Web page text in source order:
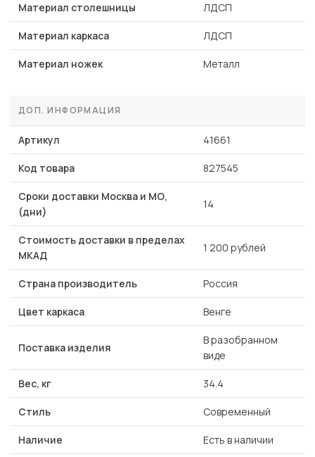
Материал столешницы ЛДСП
Материал каркаса ЛДСП
Материал ножек Металл
ДОП. ИНФОРМАЦИЯ
Артикул 41661
Код товара 827545
Сроки доставки Москва и МО,
(дни)
14
Стоимость доставки в пределах
МКАД
1 200 рублей
Страна производитель Россия
Цвет каркаса Венге
Поставка изделия
В разобранном
виде
Вес, кг 34.4
Стиль Современный
Наличие Есть в наличии